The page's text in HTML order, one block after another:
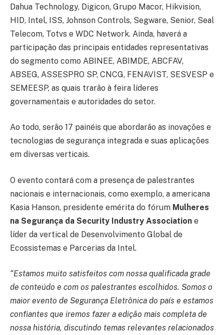
Dahua Technology, Digicon, Grupo Macor, Hikvision,
HID, Intel, ISS, Johnson Controls, Segware, Senior, Seal
Telecom, Totvs e WDC Network. Ainda, haverá a
participação das principais entidades representativas
do segmento como ABINEE, ABIMDE, ABCFAV,
ABSEG, ASSESPRO SP, CNCG, FENAVIST, SESVESP e
SEMEESP, as quais trarão à feira líderes
governamentais e autoridades do setor.
Ao todo, serão 17 painéis que abordarão as inovações e
tecnologias de segurança integrada e suas aplicações
em diversas verticais.
O evento contará com a presença de palestrantes
nacionais e internacionais, como exemplo, a americana
Kasia Hanson, presidente emérita do fórum Mulheres
na Segurança da Security Industry Association e
líder da vertical de Desenvolvimento Global de
Ecossistemas e Parcerias da Intel.
“Estamos muito satisfeitos com nossa qualificada grade
de conteúdo e com os palestrantes escolhidos. Somos o
maior evento de Segurança Eletrônica do país e estamos
confiantes que iremos fazer a edição mais completa de
nossa história, discutindo temas relevantes relacionados